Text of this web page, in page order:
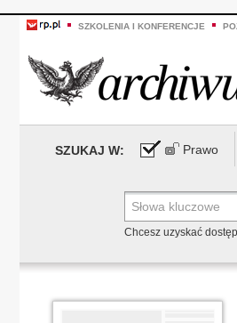
SZKOLENIA I KONFERENCJE
SZUKAJ W: Prawo
Chcesz uzyskać